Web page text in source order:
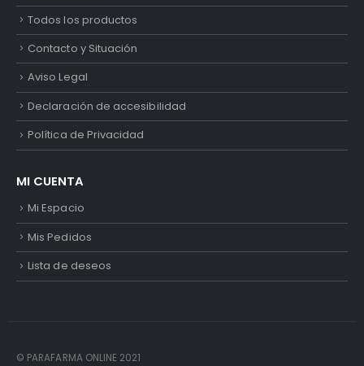
Todos los productos
Contacto y Situación
Aviso Legal
Declaración de accesibilidad
Política de Privacidad
MI CUENTA
Mi Espacio
Mis Pedidos
Lista de deseos
© PARAFARMA ONLINE 2021